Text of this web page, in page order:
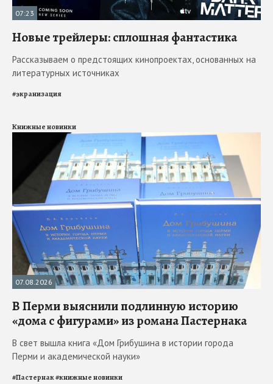
07:23
Новые трейлеры: сплошная фантастика
Рассказываем о предстоящих кинопроектах, основанных на
литературных источниках
#экранизация
Книжные новинки
07.08.2026
В Перми выяснили подлинную историю
«дома с фигурами» из романа Пастернака
В свет вышла книга «Дом Грибушина в истории города
Перми и академической науки»
#Пастернак#книжные новинки